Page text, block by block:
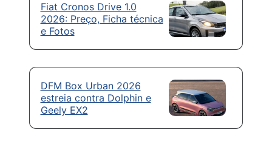
Fiat Cronos Drive 1.0
2026: Preço, Ficha técnica
e Fotos
DFM Box Urban 2026
estreia contra Dolphin e
Geely EX2